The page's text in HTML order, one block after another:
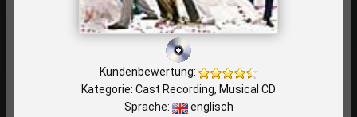
Kundenbewertung:
Kategorie: Cast Recording, Musical CD
Sprache:
englisch